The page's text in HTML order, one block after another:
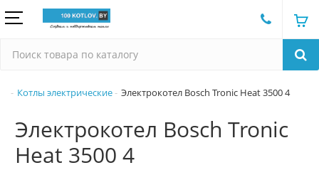
Котлы электрические Электрокотел Bosch Tronic Heat 3500 4
Электрокотел Bosch Tronic
Heat 3500 4